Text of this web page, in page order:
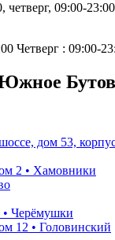
09:00-
Четверг : 09:00-
дом 53,
2 • Хамовники
Черёмушки
12 • Головинский